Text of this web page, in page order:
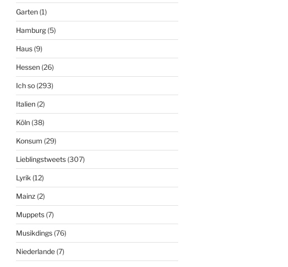
Garten(1)
Hamburg(5)
Haus(9)
Hessen(26)
Ich so(293)
Italien(2)
Köln(38)
Konsum (29)
Lieblingstweets(307)
Lyrik (12)
Mainz (2)
Muppets(7)
Musikdings(76)
Niederlande(7)